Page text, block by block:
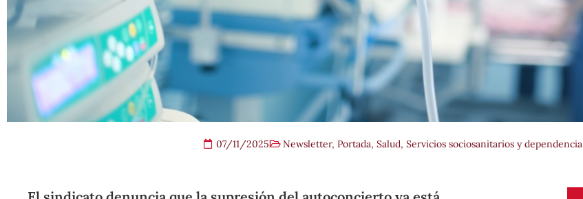
07/11/2025 Newsletter, Portada, Salud, Servicios sociosanitarios y dependencia